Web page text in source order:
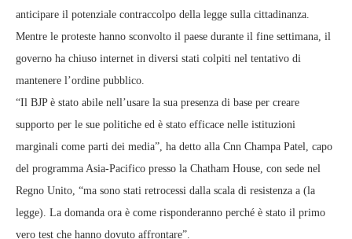
anticipare il potenziale contraccolpo della legge sulla cittadinanza.
Mentre le proteste hanno sconvolto il paese durante il fine settimana, il
governo ha chiuso internet in diversi stati colpiti nel tentativo di
mantenere l’ordine pubblico.
“Il BJP è stato abile nell’usare la sua presenza di base per creare
supporto per le sue politiche ed è stato efficace nelle istituzioni
marginali come parti dei media”, ha detto alla Cnn Champa Patel, capo
del programma Asia-Pacifico presso la Chatham House, con sede nel
Regno Unito, “ma sono stati retrocessi dalla scala di resistenza a (la
legge). La domanda ora è come risponderanno perché è stato il primo
vero test che hanno dovuto affrontare”.